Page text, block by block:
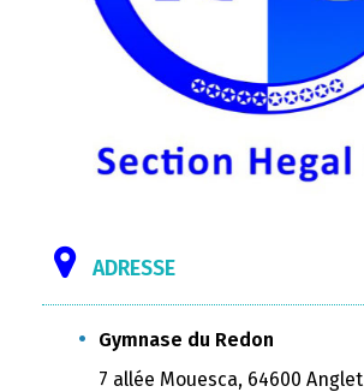
ADRESSE
Gymnase du Redon
7 allée Mouesca, 64600 Anglet